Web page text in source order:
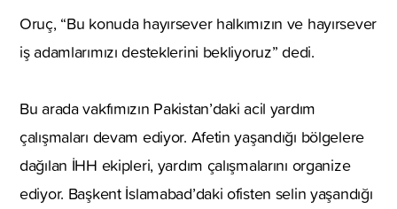
Oruç, “Bu konuda hayırsever halkımızın ve hayırsever
iş adamlarımızı desteklerini bekliyoruz” dedi.
Bu arada vakfımızın Pakistan’daki acil yardım
çalışmaları devam ediyor. Afetin yaşandığı bölgelere
dağılan İHH ekipleri, yardım çalışmalarını organize
ediyor. Başkent İslamabad’daki ofisten selin yaşandığı